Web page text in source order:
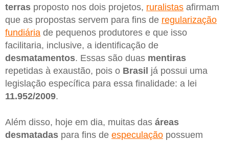
terras proposto nos dois projetos, ruralistas afirmam
que as propostas servem para fins de regularização
fundiária de pequenos produtores e que isso
facilitaria, inclusive, a identificação de
desmatamentos. Essas são duas mentiras
repetidas à exaustão, pois o Brasil já possui uma
legislação específica para essa finalidade: a lei
11.952/2009.
Além disso, hoje em dia, muitas das áreas
desmatadas para fins de especulação possuem